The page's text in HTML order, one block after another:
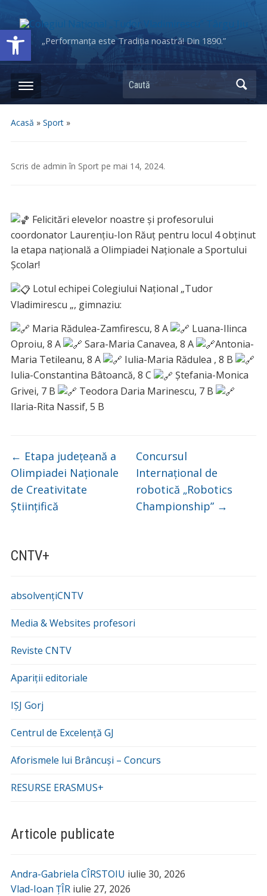
Deschide bara de unelte„Performanța este Tradiția noastră! Din 1890.”
Caută
Acasă » Sport»
CNTV+
absolvențiCNTV
Media & Websites profesori
Reviste CNTV
Apariții editoriale
IȘJ Gorj
Centrul de Excelență GJ
Aforismele lui Brâncuși – Concurs
RESURSE ERASMUS+
Articole publicate
Andra-Gabriela CÎRSTOIU iulie 30, 2026
Vlad-Ioan ȚÎR iulie 27, 2026
Scris de admin în Sportpe mai 14, 2024.
Felicitări elevelor noastre și profesorului
coordonator Laurențiu-Ion Răuț pentru locul 4 obținut
la etapa națională a Olimpiadei Naționale a Sportului
Școlar!
Lotul echipei Colegiului Național „Tudor
Vladimirescu „, gimnaziu:
Maria Rădulea-Zamfirescu, 8 A
Luana-Ilinca
Oproiu, 8 A
Sara-Maria Canavea, 8 A
Antonia-
Maria Tetileanu, 8 A
Iulia-Maria Rădulea , 8 B
Iulia-Constantina Bâtoancă, 8 C
Ștefania-Monica
Grivei, 7 B
Teodora Daria Marinescu, 7 B
Ilaria-Rita Nassif, 5 B
← Etapa județeană a
Olimpiadei Naționale
de Creativitate
Științifică
Concursul
Internațional de
robotică „Robotics
Championship” →